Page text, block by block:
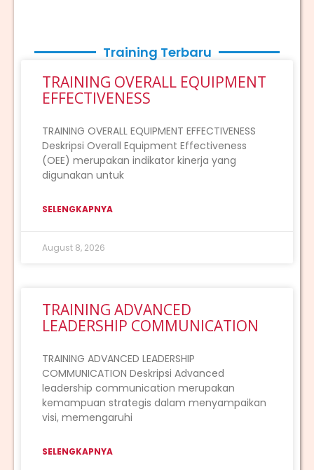
Training Terbaru
TRAINING OVERALL EQUIPMENT
EFFECTIVENESS
TRAINING OVERALL EQUIPMENT EFFECTIVENESS
Deskripsi Overall Equipment Effectiveness
(OEE) merupakan indikator kinerja yang
digunakan untuk
SELENGKAPNYA
August 8, 2026
TRAINING ADVANCED
LEADERSHIP COMMUNICATION
TRAINING ADVANCED LEADERSHIP
COMMUNICATION Deskripsi Advanced
leadership communication merupakan
kemampuan strategis dalam menyampaikan
visi, memengaruhi
SELENGKAPNYA